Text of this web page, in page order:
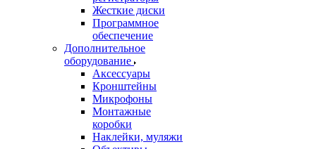
Жесткие диски
Программное
обеспечение
Дополнительное
оборудование
Аксессуары
Кронштейны
Микрофоны
Монтажные
коробки
Наклейки, муляжи